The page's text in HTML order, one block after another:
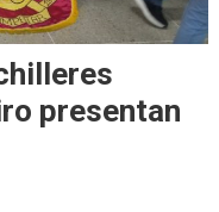
presentan